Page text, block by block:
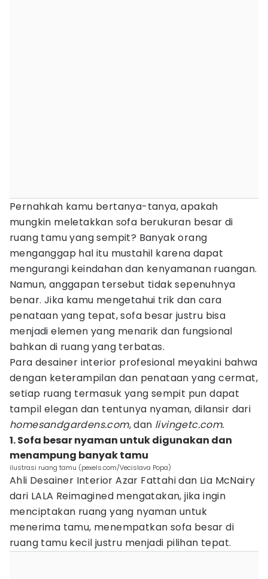
Pernahkah kamu bertanya-tanya, apakah
mungkin meletakkan sofa berukuran besar di
ruang tamu yang sempit? Banyak orang
menganggap hal itu mustahil karena dapat
mengurangi keindahan dan kenyamanan ruangan.
Namun, anggapan tersebut tidak sepenuhnya
benar. Jika kamu mengetahui trik dan cara
penataan yang tepat, sofa besar justru bisa
menjadi elemen yang menarik dan fungsional
bahkan di ruang yang terbatas.
Para desainer interior profesional meyakini bahwa
dengan keterampilan dan penataan yang cermat,
setiap ruang termasuk yang sempit pun dapat
tampil elegan dan tentunya nyaman, dilansir dari
homesandgardens.com, dan livingetc.com.
1. Sofa besar nyaman untuk digunakan dan
menampung banyak tamu
ilustrasi ruang tamu (pexels.com/Vecislava Popa)
Ahli Desainer Interior Azar Fattahi dan Lia McNairy
dari LALA Reimagined mengatakan, jika ingin
menciptakan ruang yang nyaman untuk
menerima tamu, menempatkan sofa besar di
ruang tamu kecil justru menjadi pilihan tepat.